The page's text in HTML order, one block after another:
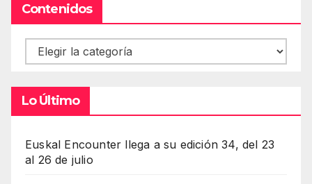
Contenidos
Contenidos
Lo Último
Euskal Encounter llega a su edición 34, del 23
al 26 de julio